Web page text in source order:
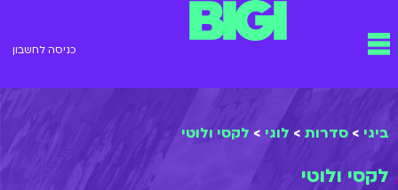
תפריט כניסה לחשבון
ביגי > סדרות > לוגי > לקסי ולוטי
לקסי ולוטי